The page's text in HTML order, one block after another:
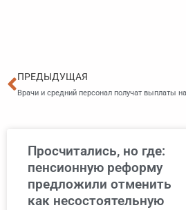
Пред
ПРЕДЫДУЩАЯ
Врачи и средний персонал получат выплаты
Просчитались, но где:
пенсионную реформу
предложили отменить
как несостоятельную